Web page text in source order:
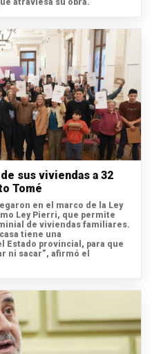
atraviesa su obra.
sus viviendas a 32
Tomé
en el marco de la Ley
Ley Pierri, que permite
de viviendas familiares.
tiene una
Estado provincial, para que
ni sacar”, afirmó el